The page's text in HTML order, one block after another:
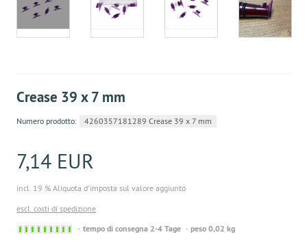
Crease 39 x 7 mm
Numero prodotto: 4260357181289 Crease 39 x 7 mm
7,14 EUR
incl. 19 % Aliquota d'imposta sul valore aggiunto
escl. costi di spedizione
Sofort
tempo di consegna 2-4 Tage peso 0,02 kg